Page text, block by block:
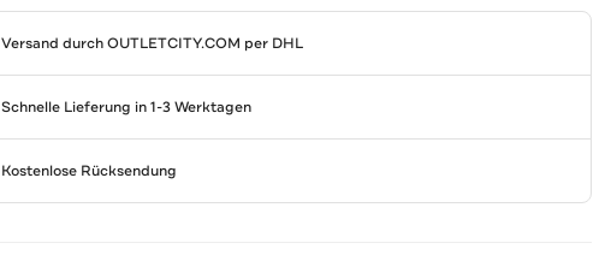
Versand durchOUTLETCITY.COM per DHL
Schnelle Lieferung in 1-3 Werktagen
Kostenlose Rücksendung